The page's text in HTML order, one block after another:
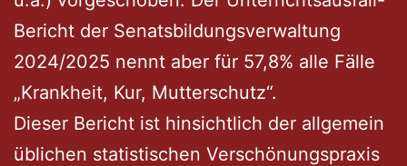
Bericht der Senatsbildungsverwaltung
2024/2025 nennt aber für 57,8% alle Fälle
„Krankheit, Kur, Mutterschutz“.
Dieser Bericht ist hinsichtlich der allgemein
üblichen statistischen Verschönungspraxis